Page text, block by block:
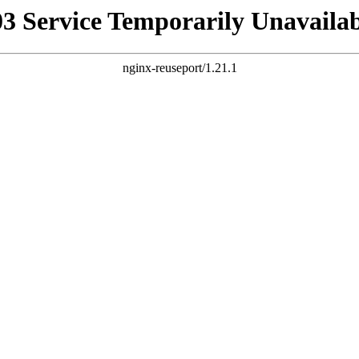
Service Temporarily
nginx-reuseport/1.21.1